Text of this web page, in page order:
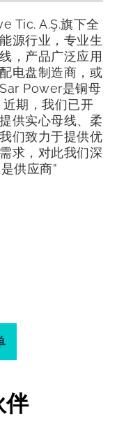
Tic. A.Ş.旗下全
源行业，专业生
，产品广泛应用
电盘制造商，或
Power是铜母
期，我们已开
供实心母线、柔
们致力于提供优
求，对此我们深
供应商”
伴